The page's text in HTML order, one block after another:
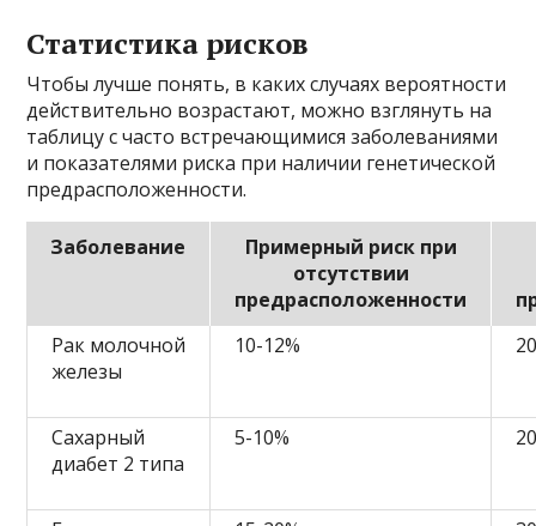
Статистика рисков
Чтобы лучше понять, в каких случаях вероятности
действительно возрастают, можно взглянуть на
таблицу с часто встречающимися заболеваниями
и показателями риска при наличии генетической
предрасположенности.
Заболевание
Примерный риск при
отсутствии
предрасположенности
Рак молочной
железы
10-12%
Сахарный
диабет 2 типа
5-10%